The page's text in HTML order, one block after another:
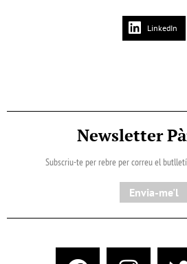
LinkedIn
Newsletter
Subscriu-te per rebre per correu el
Envia-me'l